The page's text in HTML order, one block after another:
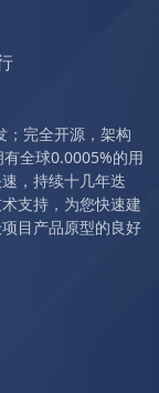
；完全开源，架构
全球0.0005%的用
，持续十几年迭
支持，为您快速建
目产品原型的良好